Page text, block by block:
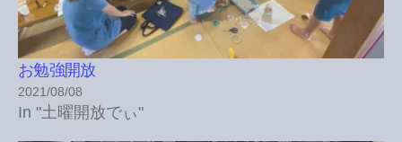
お勉強開放
2021/08/08
In "土曜開放でぃ"